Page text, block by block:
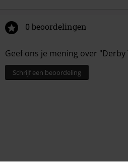
0 beoordelingen
Geef ons je mening over "Derby
Schrijf een beoordeling